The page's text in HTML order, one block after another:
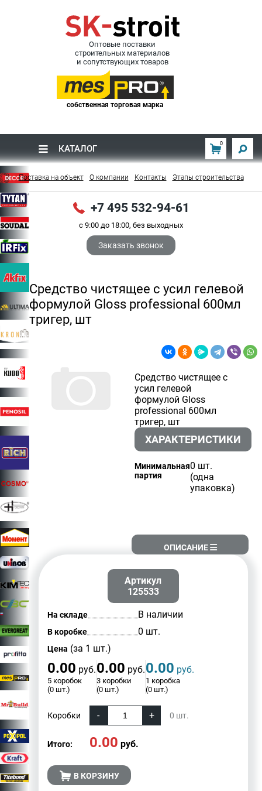
Оптовые поставки
строительных материалов
и сопутствующих товаров
собственная торговая марка
КАТАЛОГ 0
Поставка на объект О компании Контакты Этапы строительства
+7 495 532-94-61
с 9:00 до 18:00, без выходных
Заказать звонок
Средство чистящее с усил гелевой
формулой Gloss professional 600мл
тригер, шт
Средство чистящее с
усил гелевой
формулой Gloss
professional 600мл
тригер, шт
ХАРАКТЕРИСТИКИ
Минимальная
партия
0 шт.
(одна
упаковка)
ОПИСАНИЕ
Артикул
125533
На складе В наличии
В коробке 0 шт.
Цена (за 1 шт.)
0.00 руб.
5 коробок
(0 шт.)
0.00 руб.
3 коробки
(0 шт.)
0.00 руб.
1 коробка
(0 шт.)
Коробки 0 шт.
Итого: 0.00 руб.
В КОРЗИНУ